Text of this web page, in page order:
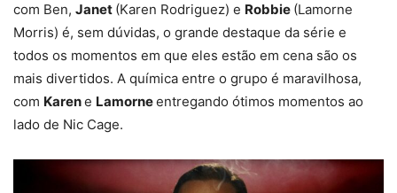
com Ben, Janet (Karen Rodriguez) e Robbie (Lamorne
Morris) é, sem dúvidas, o grande destaque da série e
todos os momentos em que eles estão em cena são os
mais divertidos. A química entre o grupo é maravilhosa,
com Karene Lamorneentregando ótimos momentos ao
lado de Nic Cage.